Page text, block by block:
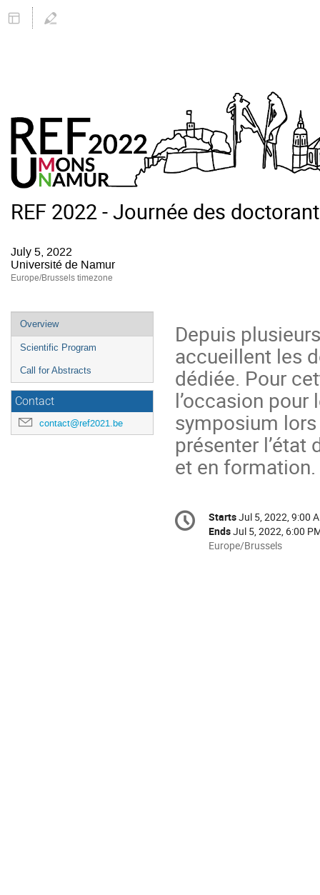
REF 2022 - Journée des
July 5, 2022
Université de Namur
Europe/Brussels timezone
Event
menu
Overview
Scientific Program
Call for Abstracts
Contact
contact@ref2021.be
Depuis
accueillent les
dédiée. Pour
l’occasion pour
symposium
présenter
et en formation.
Conference
information
Date/Time
StartsJul 5, 2022, 9:00
EndsJul 5, 2022, 6:00
All
Europe/Brussels